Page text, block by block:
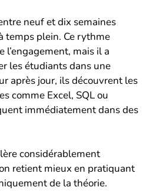
neuf et dix semaines
temps plein. Ce rythme
l’engagement, mais il a
les étudiants dans une
après jour, ils découvrent les
comme Excel, SQL ou
immédiatement dans des
considérablement
retient mieux en pratiquant
de la théorie.